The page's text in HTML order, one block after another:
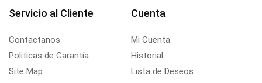
Servicio al Cliente
Contactanos
Politicas de Garantía
Site Map
Cuenta
Mi Cuenta
Historial
Lista de Deseos